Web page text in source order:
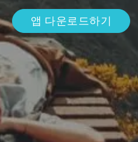
앱 다운로드하기